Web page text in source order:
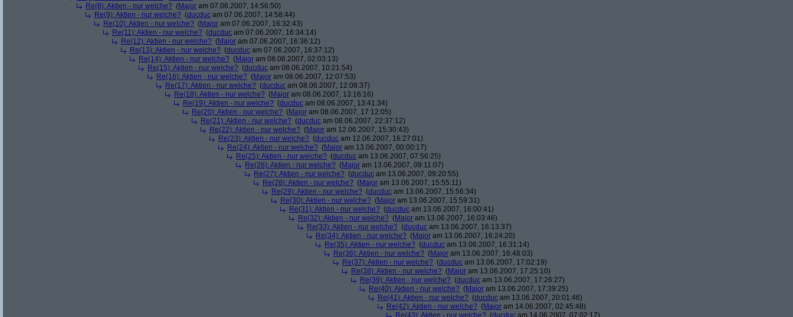
Re(8): Aktien - nur welche? (Major am 07.06.2007, 14:56:50)
Re(9): Aktien - nur welche? (ducduc am 07.06.2007, 14:58:44)
Re(10): Aktien - nur welche? (Major am 07.06.2007, 16:32:43)
Re(11): Aktien - nur welche? (ducduc am 07.06.2007, 16:34:14)
Re(12): Aktien - nur welche? (Major am 07.06.2007, 16:36:12)
Re(13): Aktien - nur welche? (ducduc am 07.06.2007, 16:37:12)
Re(14): Aktien - nur welche? (Major am 08.06.2007, 02:03:13)
Re(15): Aktien - nur welche? (ducduc am 08.06.2007, 10:21:54)
Re(16): Aktien - nur welche? (Major am 08.06.2007, 12:07:53)
Re(17): Aktien - nur welche? (ducduc am 08.06.2007, 12:08:37)
Re(18): Aktien - nur welche? (Major am 08.06.2007, 13:16:16)
Re(19): Aktien - nur welche? (ducduc am 08.06.2007, 13:41:34)
Re(20): Aktien - nur welche? (Major am 08.06.2007, 17:12:05)
Re(21): Aktien - nur welche? (ducduc am 08.06.2007, 22:37:12)
Re(22): Aktien - nur welche? (Major am 12.06.2007, 15:30:43)
Re(23): Aktien - nur welche? (ducduc am 12.06.2007, 16:27:01)
Re(24): Aktien - nur welche? (Major am 13.06.2007, 00:00:17)
Re(25): Aktien - nur welche? (ducduc am 13.06.2007, 07:56:25)
Re(26): Aktien - nur welche? (Major am 13.06.2007, 09:11:07)
Re(27): Aktien - nur welche? (ducduc am 13.06.2007, 09:20:55)
Re(28): Aktien - nur welche? (Major am 13.06.2007, 15:55:11)
Re(29): Aktien - nur welche? (ducduc am 13.06.2007, 15:56:34)
Re(30): Aktien - nur welche? (Major am 13.06.2007, 15:59:31)
Re(31): Aktien - nur welche? (ducduc am 13.06.2007, 16:00:41)
Re(32): Aktien - nur welche? (Major am 13.06.2007, 16:03:46)
Re(33): Aktien - nur welche? (ducduc am 13.06.2007, 16:13:37)
Re(34): Aktien - nur welche? (Major am 13.06.2007, 16:24:20)
Re(35): Aktien - nur welche? (ducduc am 13.06.2007, 16:31:14)
Re(36): Aktien - nur welche? (Major am 13.06.2007, 16:48:03)
Re(37): Aktien - nur welche? (ducduc am 13.06.2007, 17:02:19)
Re(38): Aktien - nur welche? (Major am 13.06.2007, 17:25:10)
Re(39): Aktien - nur welche? (ducduc am 13.06.2007, 17:26:27)
Re(40): Aktien - nur welche? (Major am 13.06.2007, 17:39:25)
Re(41): Aktien - nur welche? (ducduc am 13.06.2007, 20:01:46)
Re(42): Aktien - nur welche? (Major am 14.06.2007, 02:45:48)
Re(43): Aktien - nur welche? (ducduc am 14.06.2007, 07:02:17)